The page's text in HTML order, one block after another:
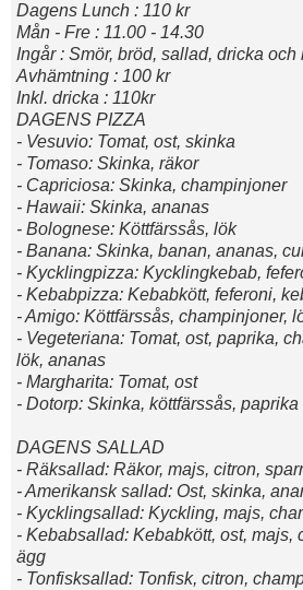
Dagens Lunch : 110 kr
Mån - Fre : 11.00 - 14.30
Ingår : Smör, bröd, sallad, dricka och
Avhämtning : 100 kr
Inkl. dricka : 110kr
DAGENS PIZZA
- Vesuvio: Tomat, ost, skinka
- Tomaso: Skinka, räkor
- Capriciosa: Skinka, champinjoner
- Hawaii: Skinka, ananas
- Bolognese: Köttfärssås, lök
- Banana: Skinka, banan, ananas,
- Kycklingpizza: Kycklingkebab,
- Kebabpizza: Kebabkött, feferoni,
- Amigo: Köttfärssås, champinjoner,
- Vegeteriana: Tomat, ost, paprika,
lök, ananas
- Margharita: Tomat, ost
- Dotorp: Skinka, köttfärssås, paprika
DAGENS SALLAD
- Räksallad: Räkor, majs, citron,
- Amerikansk sallad: Ost, skinka,
- Kycklingsallad: Kyckling, majs,
- Kebabsallad: Kebabkött, ost, majs,
ägg
- Tonfisksallad: Tonfisk, citron,